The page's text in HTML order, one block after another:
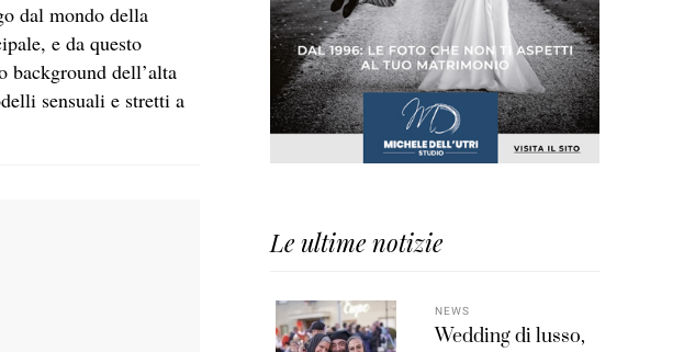
dal mondo della
e da questo
dell’alta
sensuali e stretti a
Le ultime notizie
NEWS
Wedding di lusso,